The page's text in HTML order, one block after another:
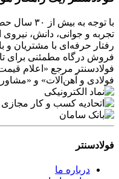
با توجه
تجربه و جوانی، دانش،
رفتار حرفه‌ای با مشتریان و
فروش درگاه مطمئنی برای
فولادسنتر مرجع «اعلام
فولادی و آهن‌آلات» و
فولادسنتر
درباره ما